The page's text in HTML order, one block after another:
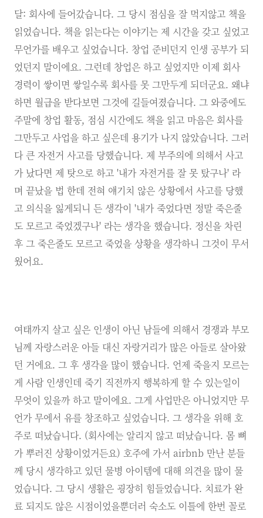
달: 회사에 들어갔습니다. 그 당시 점심을 잘 먹지않고 책을
읽었습니다. 책을 읽는다는 이야기는 제 시간을 갖고 싶었고
무언가를 배우고 싶었습니다. 창업 준비던지 인생 공부가 되
었던지 말이에요. 그런데 창업은 하고 싶었지만 이제 회사
경력이 쌓이면 쌓일수록 회사를 못 그만두게 되더군요. 왜냐
하면 월급을 받다보면 그것에 길들여졌습니다. 그 와중에도
주말에 창업 활동, 점심 시간에도 책을 읽고 마음은 회사를
그만두고 사업을 하고 싶은데 용기가 나지 않았습니다. 그러
다 큰 자전거 사고를 당했습니다. 제 부주의에 의해서 사고
가 났다면 제 탓으로 하고 '내가 자전거를 잘 못 탔구나' 라
며 끝났을 법 한데 전혀 얘기치 않은 상황에서 사고를 당했
고 의식을 잃게되니 든 생각이 '내가 죽었다면 정말 죽은줄
도 모르고 죽었겠구나' 라는 생각을 했습니다. 정신을 차린
후 그 죽은줄도 모르고 죽었을 상황을 생각하니 그것이 무서
웠어요.
여태까지 살고 싶은 인생이 아닌 남들에 의해서 경쟁과 부모
님께 자랑스러운 아들 대신 자랑거리가 많은 아들로 살아왔
던 거에요. 그 후 생각을 많이 했습니다. 언제 죽을지 모르는
게 사람 인생인데 죽기 직전까지 행복하게 할 수 있는일이
무엇이 있을까 하고 말이에요. 그게 사업만은 아니었지만 무
언가 무에서 유를 창조하고 싶었습니다. 그 생각을 위해 호
주로 떠났습니다. (회사에는 알리지 않고 떠났습니다. 몸 뼈
가 뿌러진 상황이었거든요) 호주에 가서 airbnb 만난 분들
께 당시 생각하고 있던 물병 아이템에 대해 의견을 많이 물
었습니다. 그 당시 생활은 굉장히 힘들었습니다. 치료가 완
료 되지도 않은 시점이었을뿐더러 숙소도 이틀에 한번 꼴로